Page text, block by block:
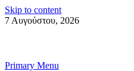
Skip to content
7 Αυγούστου, 2026
Primary Menu